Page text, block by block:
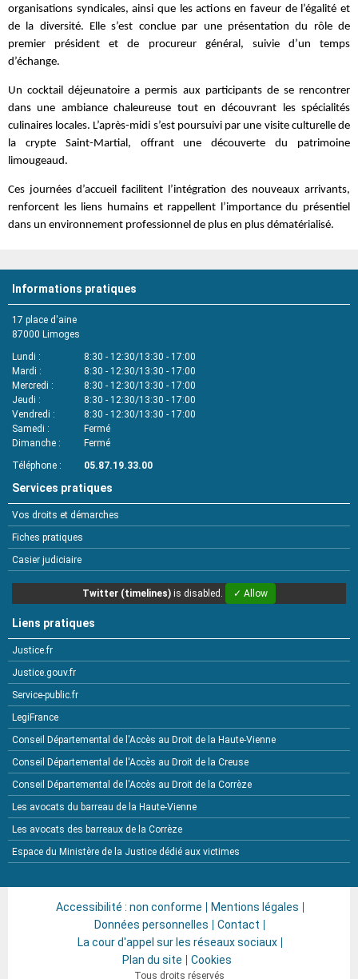
organisations syndicales, ainsi que les actions en faveur de l’égalité et
de la diversité. Elle s’est conclue par une présentation du rôle de
premier président et de procureur général, suivie d’un temps
d’échange.
Un cocktail déjeunatoire a permis aux participants de se rencontrer
dans une ambiance chaleureuse tout en découvrant les spécialités
culinaires locales. L’après-midi s’est poursuivi par une visite culturelle de
la crypte Saint-Martial, offrant une découverte du patrimoine
limougeaud.
Ces journées d’accueil facilitent l’intégration des nouveaux arrivants,
renforcent les liens humains et rappellent l’importance du présentiel
dans un environnement professionnel de plus en plus dématérialisé.
Informations pratiques
17 place d'aine
87000 Limoges
Lundi
8:30 - 12:30/13:30 - 17:00
Mardi
8:30 - 12:30/13:30 - 17:00
Mercredi
8:30 - 12:30/13:30 - 17:00
Jeudi
8:30 - 12:30/13:30 - 17:00
Vendredi
8:30 - 12:30/13:30 - 17:00
Samedi
Fermé
Dimanche
Fermé
Téléphone
05.87.19.33.00
Services pratiques
Vos droits et démarches
Fiches pratiques
Casier judiciaire
Twitter (timelines) is disabled. ✓ Allow
Liens pratiques
Justice.fr
Justice.gouv.fr
Service-public.fr
LegiFrance
Conseil Départemental de l'Accès au Droit de la Haute-Vienne
Conseil Départemental de l'Accès au Droit de la Creuse
Conseil Départemental de l'Accès au Droit de la Corrèze
Les avocats du barreau de la Haute-Vienne
Les avocats des barreaux de la Corrèze
Espace du Ministère de la Justice dédié aux victimes
Accessibilité : non conforme
Mentions légales
Données personnelles
Contact
La cour d'appel sur les réseaux sociaux
Plan du site
Cookies
Tous droits réservés